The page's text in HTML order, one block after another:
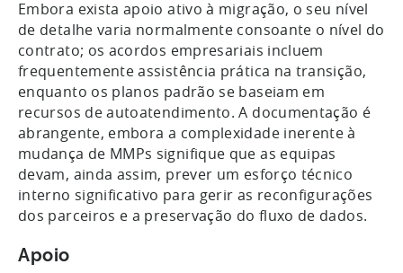
Embora exista apoio ativo à migração, o seu nível
de detalhe varia normalmente consoante o nível do
contrato; os acordos empresariais incluem
frequentemente assistência prática na transição,
enquanto os planos padrão se baseiam em
recursos de autoatendimento. A documentação é
abrangente, embora a complexidade inerente à
mudança de MMPs signifique que as equipas
devam, ainda assim, prever um esforço técnico
interno significativo para gerir as reconfigurações
dos parceiros e a preservação do fluxo de dados.
Apoio